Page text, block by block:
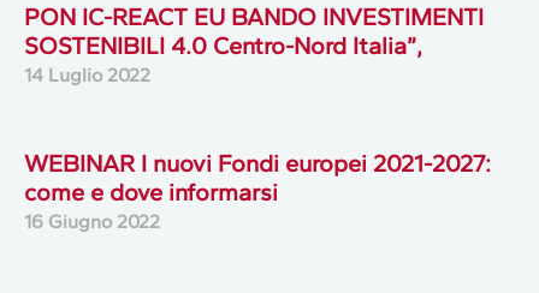
PON IC-REACT EU BANDO INVESTIMENTI
SOSTENIBILI 4.0 Centro-Nord Italia”,
14 Luglio 2022
WEBINAR I nuovi Fondi europei 2021-2027:
come e dove informarsi
16 Giugno 2022